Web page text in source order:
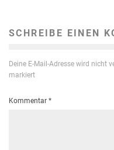
SCHREIBE EINEN
Deine E-Mail-Adresse wird nicht
markiert
Kommentar *